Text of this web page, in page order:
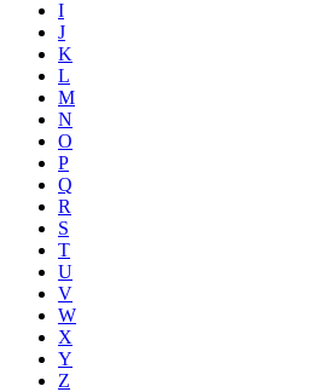
I
J
K
L
M
N
O
P
Q
R
S
T
U
V
W
X
Y
Z